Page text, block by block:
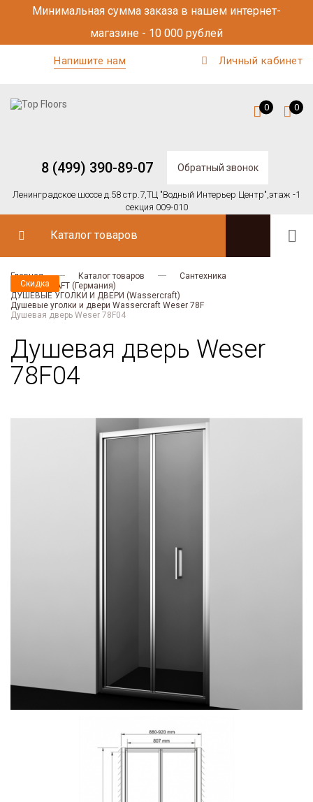
Минимальная сумма заказа в нашем интернет-
магазине - 10 000 рублей
Напишите нам Личный кабинет
8 (499) 390-89-07 Обратный звонок
Ленинградское шоссе д.58 стр.7,ТЦ "Водный Интерьер Центр",этаж -1
секция 009-010
0 0
Каталог товаров
Главная Каталог товаров
Сантехника
WASSERCRAFT (Германия)
ДУШЕВЫЕ УГОЛКИ И ДВЕРИ (Wassercraft)
Душевые уголки и двери Wassercraft Weser 78F
Душевая дверь Weser 78F04
Душевая дверь Weser
78F04
Скидка
Скидка